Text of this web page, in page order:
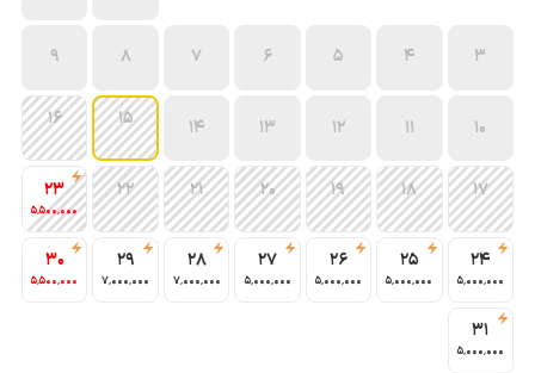
3
4
5
6
7
8
9
10
11
12
13
14
15
16
17
18
19
20
21
22
23
5٬500٬000
24
5٬000٬000
25
5٬000٬000
26
5٬000٬000
27
5٬000٬000
28
7٬000٬000
29
7٬000٬000
30
5٬500٬000
31
5٬000٬000